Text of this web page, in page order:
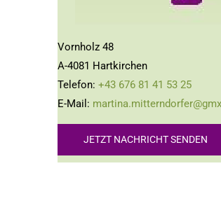
Vornholz 48
A-4081 Hartkirchen
Telefon: +43 676 81 41 53 25
E-Mail: martina.mitterndorfer@
JETZT NACHRICHT SENDEN